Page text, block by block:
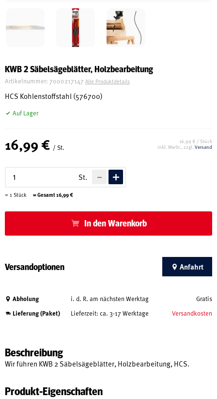
Schreinerei
Ausstellung
Kataloge
Über uns
Geschichte
KWB 2 Säbelsägeblätter, Holzbearbeitung
Artikelnummer: 7000217147 Alle Produktdetails
HCS Kohlenstoffstahl (576700)
Auf Lager
16,99 € / St.
16,99 € / Stück
inkl. MwSt., zzgl. Versand
St.
= 1 Stück = Gesamt16,99€
In den Warenkorb
Versandoptionen Anfahrt
Abholung i. d. R. am nächsten Werktag Gratis
Lieferung (Paket) Lieferzeit: ca. 3-17 Werktage Versandkosten
Beschreibung
Wir führen KWB 2 Säbelsägeblätter, Holzbearbeitung, HCS.
Produkt-Eigenschaften